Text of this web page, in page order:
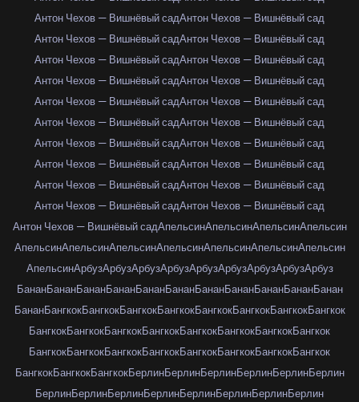
Антон Чехов — Вишнёвый садАнтон Чехов — Вишнёвый сад
Антон Чехов — Вишнёвый садАнтон Чехов — Вишнёвый сад
Антон Чехов — Вишнёвый садАнтон Чехов — Вишнёвый сад
Антон Чехов — Вишнёвый садАнтон Чехов — Вишнёвый сад
Антон Чехов — Вишнёвый садАнтон Чехов — Вишнёвый сад
Антон Чехов — Вишнёвый садАнтон Чехов — Вишнёвый сад
Антон Чехов — Вишнёвый садАнтон Чехов — Вишнёвый сад
Антон Чехов — Вишнёвый садАнтон Чехов — Вишнёвый сад
Антон Чехов — Вишнёвый садАнтон Чехов — Вишнёвый сад
Антон Чехов — Вишнёвый садАнтон Чехов — Вишнёвый сад
Антон Чехов — Вишнёвый садАпельсинАпельсинАпельсинАпельсин
АпельсинАпельсинАпельсинАпельсинАпельсинАпельсинАпельсин
АпельсинАрбузАрбузАрбузАрбузАрбузАрбузАрбузАрбузАрбуз
БананБананБананБананБананБананБананБананБананБананБанан
БананБангкокБангкокБангкокБангкокБангкокБангкокБангкокБангкок
БангкокБангкокБангкокБангкокБангкокБангкокБангкокБангкок
БангкокБангкокБангкокБангкокБангкокБангкокБангкокБангкок
БангкокБангкокБангкокБерлинБерлинБерлинБерлинБерлинБерлин
БерлинБерлинБерлинБерлинБерлинБерлинБерлинБерлин